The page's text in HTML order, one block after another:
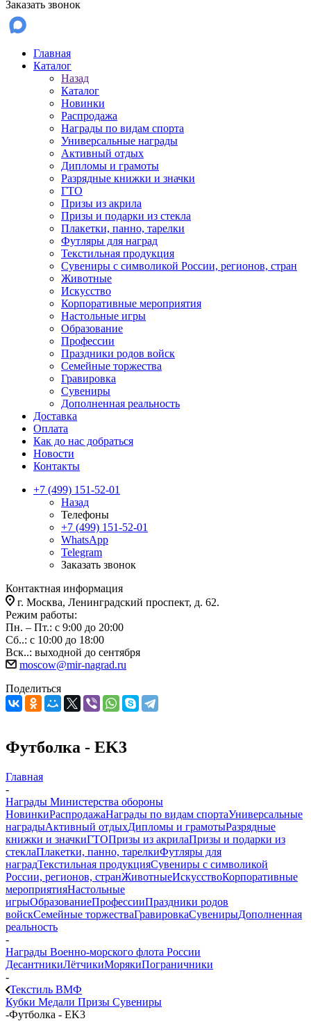
Заказать звонок
Главная
Каталог
Назад
Каталог
Новинки
Распродажа
Награды по видам спорта
Универсальные награды
Активный отдых
Дипломы и грамоты
Разрядные книжки и значки
ГТО
Призы из акрила
Призы и подарки из стекла
Плакетки, панно, тарелки
Футляры для наград
Текстильная продукция
Сувениры с символикой России, регионов, стран
Животные
Искусство
Корпоративные мероприятия
Настольные игры
Образование
Профессии
Праздники родов войск
Семейные торжества
Гравировка
Сувениры
Дополненная реальность
Доставка
Оплата
Как до нас добраться
Новости
Контакты
+7 (499) 151-52-01
Назад
Телефоны
+7 (499) 151-52-01
WhatsApp
Telegram
Заказать звонок
Контактная информация
г. Москва, Ленинградский проспект, д. 62.
Режим работы:
Пн. – Пт.: с 9:00 до 20:00
Сб..: с 10:00 до 18:00
Вск..: выходной до сентября
moscow@mir-nagrad.ru
Поделиться
Футболка - EK3
Главная
-
Награды Министерства обороны
НовинкиРаспродажаНаграды по видам спортаУниверсальные
наградыАктивный отдыхДипломы и грамотыРазрядные
книжки и значкиГТОПризы из акрилаПризы и подарки из
стеклаПлакетки, панно, тарелкиФутляры для
наградТекстильная продукцияСувениры с символикой
России, регионов, странЖивотныеИскусствоКорпоративные
мероприятияНастольные
игрыОбразованиеПрофессииПраздники родов
войскСемейные торжестваГравировкаСувенирыДополненная
реальность
-
Награды Военно-морского флота России
ДесантникиЛётчикиМорякиПограничники
-
Текстиль ВМФ
Кубки Медали Призы Сувениры
-Футболка - EK3